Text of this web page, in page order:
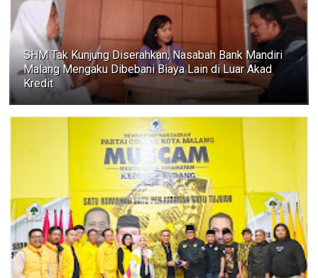
SHM Tak Kunjung Diserahkan, Nasabah Bank Mandiri
Malang Mengaku Dibebani Biaya Lain di Luar Akad
Kredit